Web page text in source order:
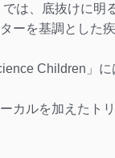
は、底抜けに明
ーを基調とした
Children」
カルを加えたト